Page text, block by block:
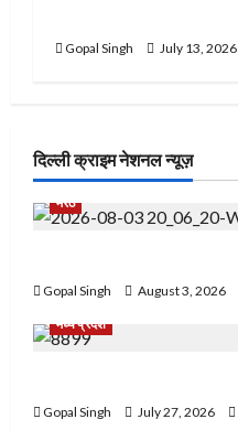
Gopal Singh July 13, 2026
दिल्ली क्राइम नेशनल न्यूज़
मेरठ
Gopal Singh August 3, 2026
मध्य प्रदेश
Gopal Singh July 27, 2026